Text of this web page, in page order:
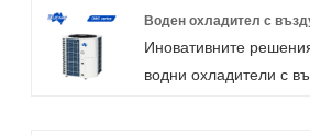
Воден охладител с
Иновативните
водни охладители с